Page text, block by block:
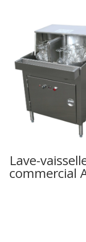
Lave-
commercial